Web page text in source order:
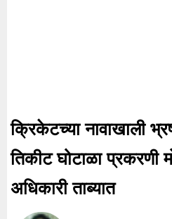
क्रिकेटच्या नावाखाली
तिकीट घोटाळा प्रकरणी
अधिकारी ताब्यात